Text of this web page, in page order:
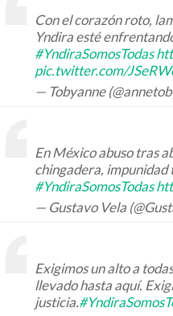
Con el corazón roto,
Yndira esté
#YndiraSomosTodas
pic.twitter.com/
— Tobyanne
En México abuso tras
chingadera, impunidad
#YndiraSomosTodas
— Gustavo Vela
Exigimos un alto a
llevado hasta aquí.
justicia.